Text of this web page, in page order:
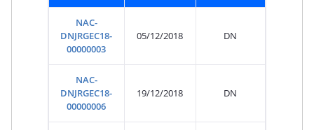
NAC-
DNJRGEC18-
00000003
05/12/2018 DN
NAC-
DNJRGEC18-
00000006
19/12/2018 DN